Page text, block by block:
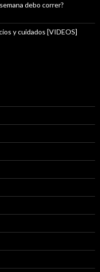
debo correr?
y cuidados [VIDEOS]